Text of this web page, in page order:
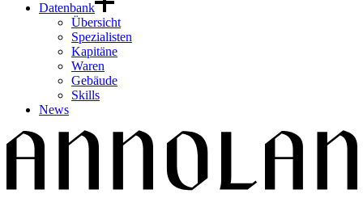
Datenbank
Übersicht
Spezialisten
Kapitäne
Waren
Gebäude
Skills
News